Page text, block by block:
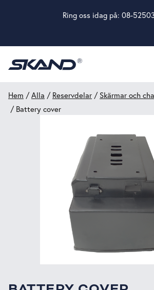
Ring oss idag på: 08-
Hem /Alla / Reservdelar / Skärmar och
/ Battery cover